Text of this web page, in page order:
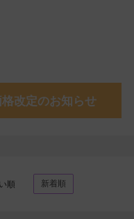
格改定のお知らせ
順 新着順